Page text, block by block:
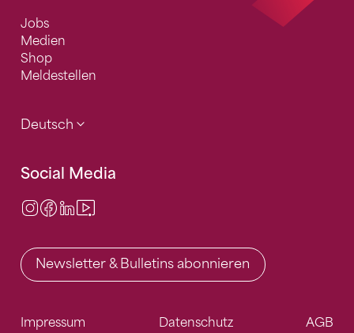
Jobs
Medien
Shop
Meldestellen
Deutsch
Social Media
Instagram
Facebook
LinkedIn
Newsletter & Bulletins abonnieren
Impressum Datenschutz AGB